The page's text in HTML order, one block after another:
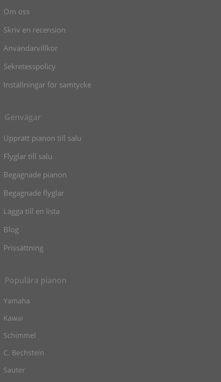
Om oss
Skriv en recension
Användarvillkor
Sekretesspolicy
Inställningar för samtycke
Genvägar
Upprätt pianon till salu
Flyglar till salu
Begagnade pianon
Begagnade flyglar
Lägga till en lista
Blog
Prissättning
Populära pianon
Yamaha
Kawai
Schimmel
C. Bechstein
Sauter